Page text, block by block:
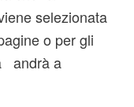
selezionata
o per gli
andrà a